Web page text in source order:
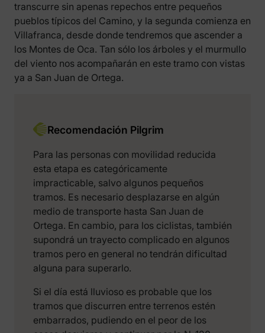
transcurre sin apenas repechos entre pequeños
pueblos típicos del Camino, y la segunda comienza en
Villafranca, desde donde tendremos que ascender a
los Montes de Oca. Tan sólo los árboles y el murmullo
del viento nos acompañarán en este tramo con vistas
ya a San Juan de Ortega.
Recomendación Pilgrim
Para las personas con movilidad reducida
esta etapa es categóricamente
impracticable, salvo algunos pequeños
tramos. Es necesario desplazarse en algún
medio de transporte hasta San Juan de
Ortega. En cambio, para los ciclistas, también
supondrá un trayecto complicado en algunos
tramos pero en general no tendrán dificultad
alguna para superarlo.
Si el día está lluvioso es probable que los
tramos que discurren entre terrenos estén
embarrados, pudiendo en el peor de los